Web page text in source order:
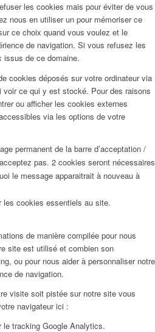
les cookies mais pour éviter de vous
nous en utiliser un pour mémoriser ce
ce choix quand vous voulez et le
de navigation. Si vous refusez les
issus de ce domaine.
cookies déposés sur votre ordinateur via
ce qui y est stocké. Pour des raisons
ou afficher les cookies externes
via les options de votre
permanent de la barre d’acceptation /
pas. 2 cookies seront nécessaires
le message apparaitrait à nouveau à
les cookies essentiels au site.
de manière compilée pour nous
site est utilisé et combien son
ou pour nous aider à personnaliser notre
de navigation.
visite soit pistée sur notre site vous
navigateur ici :
le tracking Google Analytics.